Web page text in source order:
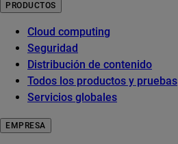
PRODUCTOS
Cloud computing
Seguridad
Distribución de contenido
Todos los productos y pruebas
Servicios globales
EMPRESA